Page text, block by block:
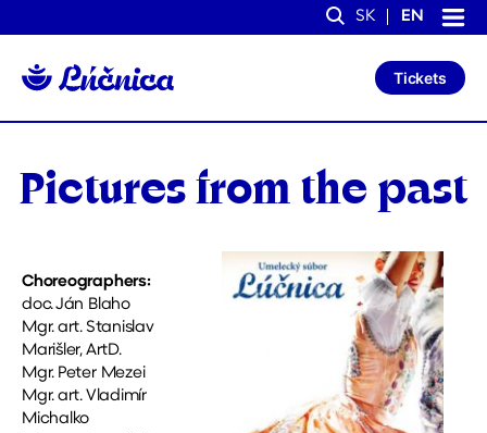
C
n
SK EN
Tickets
Pictures from the past
Choreographers:
doc. Ján Blaho
Mgr. art. Stanislav
Marišler, ArtD.
Mgr. Peter Mezei
Mgr. art. Vladimír
Michalko